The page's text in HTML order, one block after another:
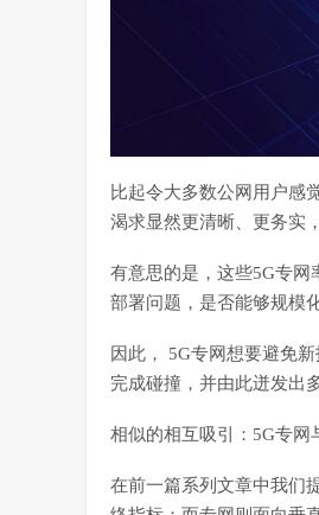
比起令大多数公网用户感
渴求显然更清晰、更务实
有意思的是，这些5G专
部署问题，是否能够规模
因此， 5G专网想要避免
完成碰撞，并由此迸发出
相似的相互吸引：5G专网
在前一篇系列文章中我们